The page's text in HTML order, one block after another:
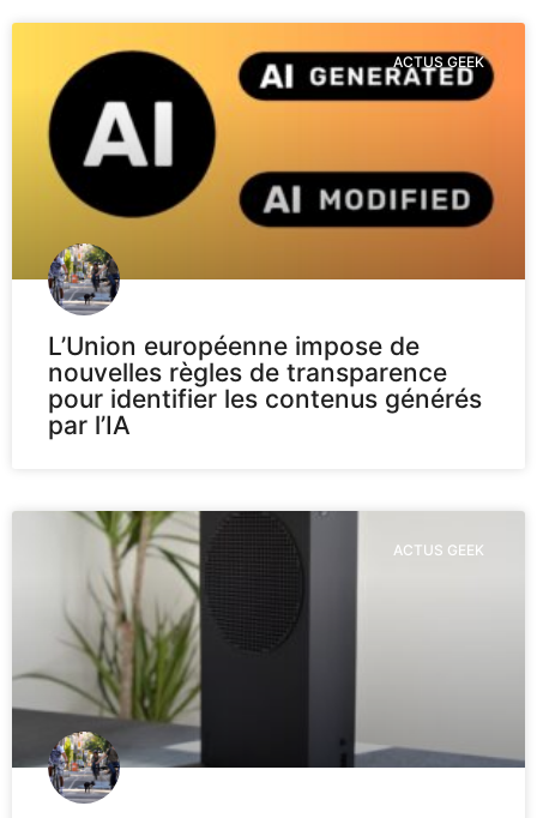
ACTUS GEEK
L’Union européenne impose de
nouvelles règles de transparence
pour identifier les contenus générés
par l’IA
ACTUS GEEK